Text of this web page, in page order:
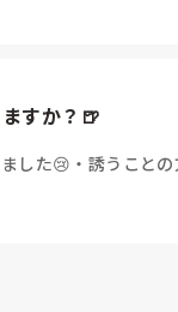
すか？🍺
した😢 ・ 誘うこと